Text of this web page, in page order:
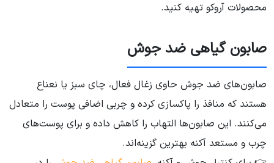
محصولات آروکو تهیه کنید.
صابون گیاهی ضد جوش
صابون‌های ضد جوش حاوی زغال فعال، چای سبز یا نعناع
هستند که منافذ را پاکسازی کرده و چربی اضافی پوست را متعادل
می‌کنند. این صابون‌ها التهاب را کاهش داده و برای پوست‌های
چرب و مستعد آکنه بهترین گزینه‌اند.